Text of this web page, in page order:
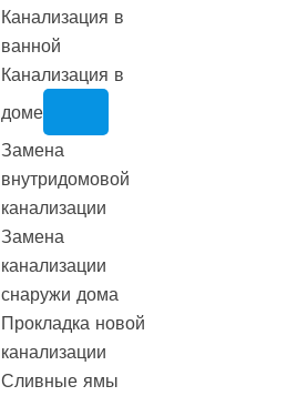
Канализация в
ванной
Канализация в
доме
Замена
внутридомовой
канализации
Замена
канализации
снаружи дома
Прокладка новой
канализации
Сливные ямы